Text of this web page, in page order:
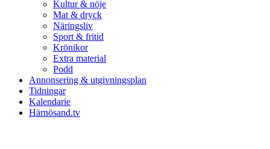
Kultur & nöje
Mat & dryck
Näringsliv
Sport & fritid
Krönikor
Extra material
Podd
Annonsering & utgivningsplan
Tidningar
Kalendarie
Härnösand.tv